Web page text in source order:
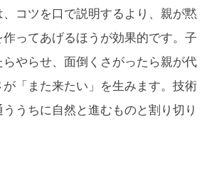
コツを口で説明するより、親が黙
ってあげるほうが効果的です。子
やらせ、面倒くさがったら親が代
「また来たい」を生みます。技術
うちに自然と進むものと割り切り